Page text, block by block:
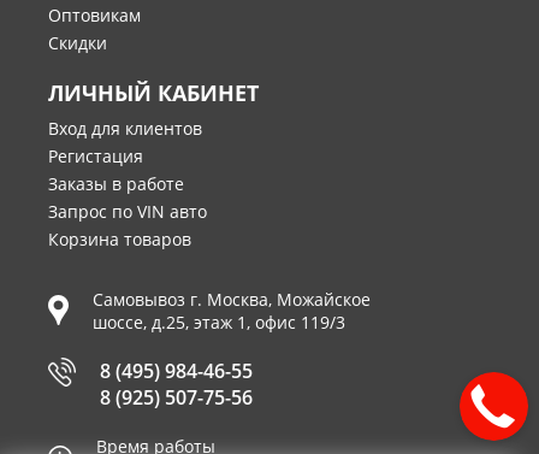
Оптовикам
Скидки
ЛИЧНЫЙ КАБИНЕТ
Вход для клиентов
Регистация
Заказы в работе
Запрос по VIN авто
Корзина товаров
Самовывоз г. Москва, Можайское
шоссе, д.25, этаж 1, офис 119/3
8 (495) 984-46-55
8 (925) 507-75-56
Время работы